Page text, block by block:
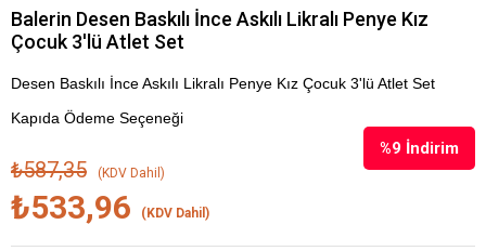
Balerin Desen Baskılı İnce Askılı Likralı Penye Kız
Çocuk 3'lü Atlet Set
Desen Baskılı İnce Askılı Likralı Penye Kız Çocuk 3'lü Atlet Set
Kapıda Ödeme Seçeneği
%9 İndirim
₺587,35 (KDV Dahil)
₺533,96 (KDV Dahil)